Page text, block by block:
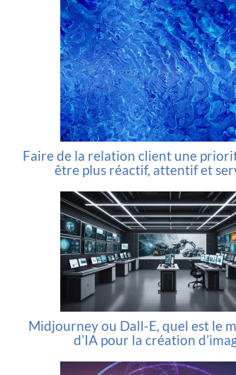
Faire de la relation client une
être plus réactif, attentif et
Midjourney ou Dall-E, quel est le
d’IA pour la création